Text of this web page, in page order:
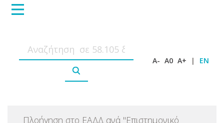
A- A0 A+ | EN
Πλοήγηση στο ΕΑΔΔ ανά "Επιστημονικό